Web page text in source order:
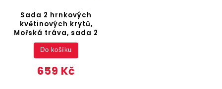
Sada 2 hrnkových
květinových krytů,
Mořská tráva, sada 2
659 Kč
Do košíku